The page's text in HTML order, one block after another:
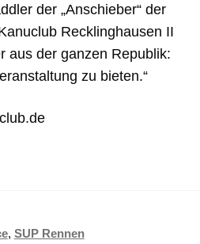
der „Anschieber“ der
Recklinghausen II
aus der ganzen Republik:
zu bieten.“
, SUP Rennen